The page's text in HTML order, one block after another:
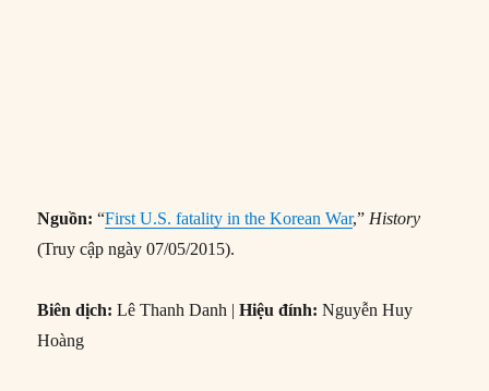
Nguồn: “First U.S. fatality in the Korean War,” History
(Truy cập ngày 07/05/2015).
Biên dịch: Lê Thanh Danh |Hiệu đính:Nguyễn Huy
Hoàng